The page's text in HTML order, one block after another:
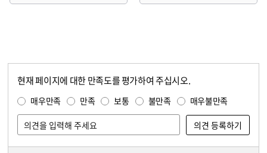
현재 페이지에 대한 만족도를 평가하여 주십시오.
매우만족 만족 보통 불만족 매우불만족